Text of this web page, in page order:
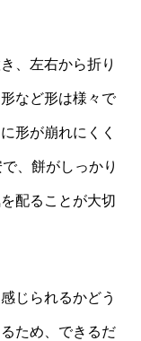
、左右から折り
など形は様々で
形が崩れにくく
、餅がしっかり
配ることが大切
じられるかどう
ため、できるだ